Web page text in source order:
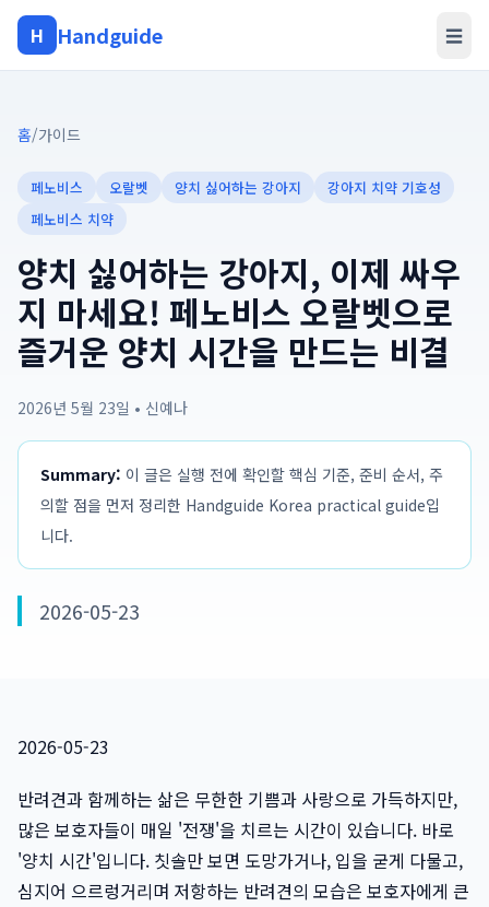
H Handguide ☰
홈/가이드
페노비스 오랄벳 양치 싫어하는 강아지
강아지 치약 기호성
페노비스 치약
양치 싫어하는 강아지, 이제 싸우
지 마세요! 페노비스 오랄벳으로
즐거운 양치 시간을 만드는 비결
2026년 5월 23일 • 신예나
Summary: 이 글은 실행 전에 확인할 핵심 기준, 준비 순서, 주
의할 점을 먼저 정리한 Handguide Korea practical guide입
니다.
2026-05-23
2026-05-23
반려견과 함께하는 삶은 무한한 기쁨과 사랑으로 가득하지만,
많은 보호자들이 매일 '전쟁'을 치르는 시간이 있습니다. 바로
'양치 시간'입니다. 칫솔만 보면 도망가거나, 입을 굳게 다물고,
심지어 으르렁거리며 저항하는 반려견의 모습은 보호자에게 큰